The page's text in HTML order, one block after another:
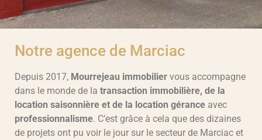
Notre agence de Marciac
Depuis 2017, Mourrejeau immobilier vous accompagne
dans le monde de la transaction immobilière, de la
location saisonnière et de la location gérance avec
professionnalisme. C’est grâce à cela que des dizaines
de projets ont pu voir le jour sur le secteur de Marciac et